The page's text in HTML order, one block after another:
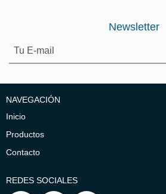
Newsletter
NAVEGACIÓN
Inicio
Productos
Contacto
REDES SOCIALES